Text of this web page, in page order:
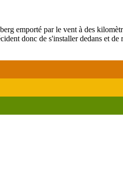
emporté par le vent à des
donc de s'installer dedans et